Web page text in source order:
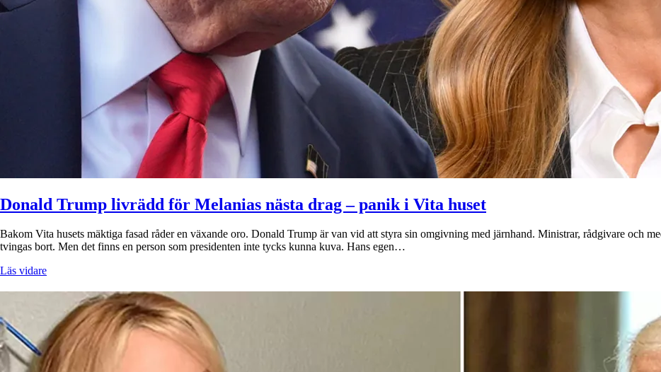
Donald Trump livrädd för Melanias nästa drag – panik i Vita huset
Bakom Vita husets mäktiga fasad råder en växande oro. Donald Trump är van vid att styra sin omgivning med järnhand. Ministrar, rådgivare och
tvingas bort. Men det finns en person som presidenten inte tycks kunna kuva. Hans egen…
Läs vidare